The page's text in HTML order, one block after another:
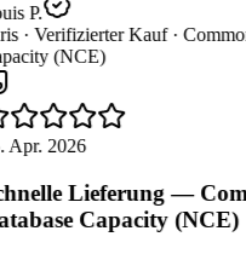
P.
· Verifizierter Kauf ·
(NCE)
Apr. 2026
Lieferung —
Capacity (NCE)